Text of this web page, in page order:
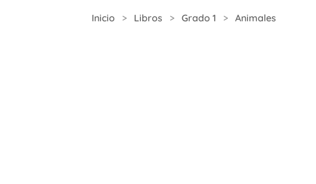
Inicio > Libros > Grado 1 > Animales